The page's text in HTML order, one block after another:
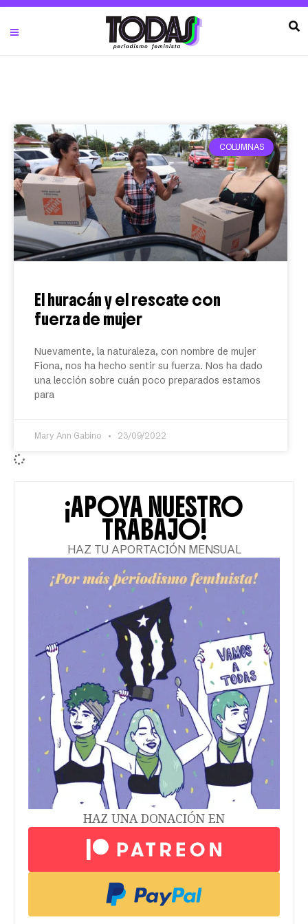
COLUMNAS
El huracán y el rescate con
fuerza de mujer
Nuevamente, la naturaleza, con nombre de mujer
Fiona, nos ha hecho sentir su fuerza. Nos ha dado
una lección sobre cuán poco preparados estamos
para
Mary Ann Gabino 23/09/2022
¡APOYA NUESTRO
TRABAJO!
HAZ TU APORTACIÓN MENSUAL
HAZ UNA DONACIÓN EN